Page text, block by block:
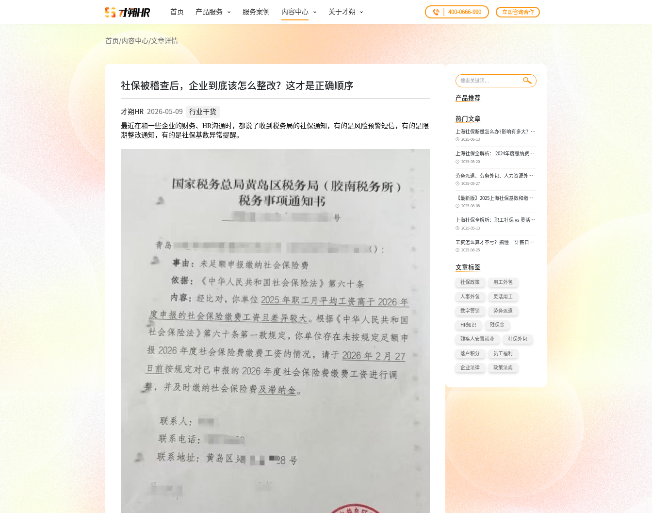
首页 产品服务 服务案例 内容中心 关于才朔 400-0666-990 立即咨询合作
首页/内容中心/文章详情
社保被稽查后，企业到底该怎么整改？这才是正确顺序
才朔HR 2026-05-09 行业干货
最近在和一些企业的财务、HR沟通时，都说了收到税务局的社保通知，有的是风险预警短信，有的是限
期整改通知，有的是社保基数异常提醒。
产品推荐
热门文章
上海社保断缴怎么办?影响有多大？自
己如何续缴社保呢
2025-06-13
上海社保全解析： 2024年度缴纳费
用，不同人群，全面对比！
2025-05-20
劳务派遣、劳务外包、人力资源外
包：三者区别， 一文读懂
2025-05-27
【最新版】2025上海社保基数和缴费
比例，一文读懂是怎么算的
2025-08-08
上海社保全解析：职工社保 vs 灵活就
业社保，区别在哪？一次讲清楚！
2025-05-13
工资怎么算才不亏？搞懂 “计薪日”
和 “实际工作日”，少扣钱多拿钱！
2025-08-25
文章标签
社保政策 用工外包
人事外包 灵活用工
数字营销 劳务派遣
HR知识 残保金
残疾人安置就业 社保外包
落户积分 员工福利
企业法律 政策法规